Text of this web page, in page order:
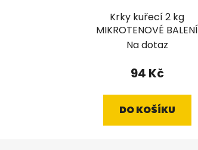
Krky kuřecí 2 kg
MIKROTENOVÉ BALENÍ
Na dotaz
94 Kč
DO KOŠÍKU